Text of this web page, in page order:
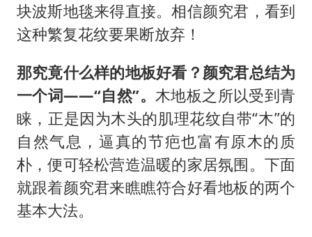
块波斯地毯来得直接。相信颜究君，看到
这种繁复花纹要果断放弃！
那究竟什么样的地板好看？颜究君总结为
一个词——“自然”。 木地板之所以受到青
睐，正是因为木头的肌理花纹自带“木”的
自然气息，逼真的节疤也富有原木的质
朴，便可轻松营造温暖的家居氛围。下面
就跟着颜究君来瞧瞧符合好看地板的两个
基本大法。